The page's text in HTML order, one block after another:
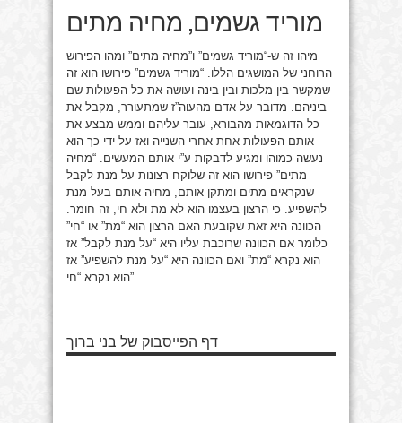
מוריד גשמים, מחיה מתים
מיהו זה ש-“מוריד גשמים” ו”מחיה מתים” ומהו הפירוש
הרוחני של המושגים הללו. “מוריד גשמים” פירושו הוא זה
שמקשר בין מלכות ובין בינה ועושה את כל הפעולות שם
ביניהם. מדובר על אדם מהעוה”ז שמתעורר, מקבל את
כל הדוגמאות מהבורא, עובר עליהם וממש מבצע את
אותם הפעולות אחת אחרי השנייה ואז על ידי כך הוא
נעשה כמוהו ומגיע לדבקות ע”י אותם המעשים. “מחיה
מתים” פירושו הוא זה שלוקח רצונות על מנת לקבל
שנקראים מתים ומתקן אותם, מחיה אותם בעל מנת
להשפיע. כי הרצון בעצמו הוא לא מת ולא חי, זה חומר.
הכוונה היא זאת שקובעת האם הרצון הוא “מת” או “חי”
כלומר אם הכוונה שרוכבת עליו היא “על מנת לקבל” אז
הוא נקרא “מת” ואם הכוונה היא “על מנת להשפיע” אז
הוא נקרא “חי”.
דף הפייסבוק של בני ברוך